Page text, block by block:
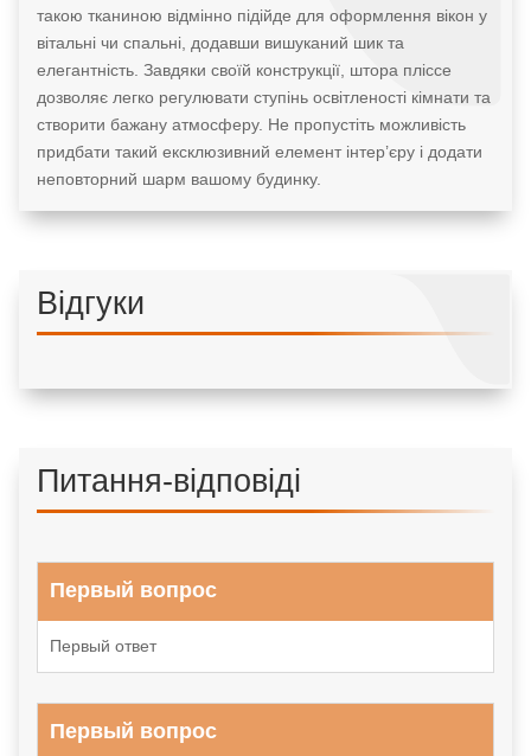
такою тканиною відмінно підійде для оформлення вікон у
вітальні чи спальні, додавши вишуканий шик та
елегантність. Завдяки своїй конструкції, штора пліссе
дозволяє легко регулювати ступінь освітленості кімнати та
створити бажану атмосферу. Не пропустіть можливість
придбати такий ексклюзивний елемент інтер’єру і додати
неповторний шарм вашому будинку.
Відгуки
Питання-відповіді
Первый вопрос
Первый ответ
Первый вопрос